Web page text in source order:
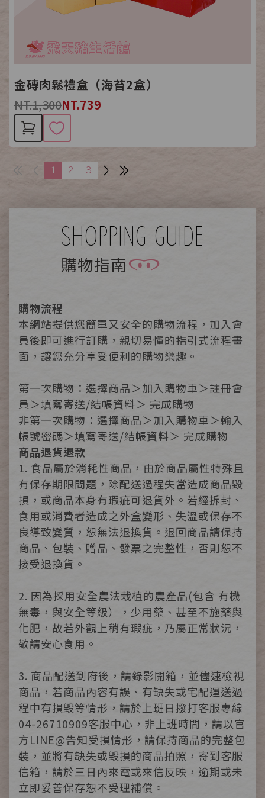
金磚肉鬆禮盒（海苔2盒）
NT.1,300NT.739
1 2 3
SHOPPING GUIDE
購物指南
購物流程
本網站提供您簡單又安全的購物流程，加入會
員後即可進行訂購，親切易懂的指引式流程畫
面，讓您充分享受便利的購物樂趣。
第一次購物：選擇商品＞加入購物車＞註冊會
員＞填寫寄送/結帳資料＞ 完成購物
非第一次購物：選擇商品＞加入購物車＞輸入
帳號密碼＞填寫寄送/結帳資料＞ 完成購物
商品退貨退款
1. 食品屬於消耗性商品，由於商品屬性特殊且
有保存期限問題，除配送過程失當造成商品毀
損，或商品本身有瑕疵可退貨外。若經拆封、
食用或消費者造成之外盒變形、失溫或保存不
良導致變質，恕無法退換貨。退回商品請保持
商品、包裝、贈品、發票之完整性，否則恕不
接受退換貨。
2. 因為採用安全農法栽植的農產品(包含 有機
無毒，與安全等級），少用藥、甚至不施藥與
化肥，故若外觀上稍有瑕疵，乃屬正常狀況，
敬請安心食用。
3. 商品配送到府後，請錄影開箱，並儘速檢視
商品，若商品內容有誤、有缺失或宅配運送過
程中有損毀等情形，請於上班日撥打客服專線
04-26710909客服中心，非上班時間，請以官
方LINE@告知受損情形，請保持商品的完整包
裝，並將有缺失或毀損的商品拍照，寄到客服
信箱，請於三日內來電或來信反映，逾期或未
立即妥善保存恕不受理補償。